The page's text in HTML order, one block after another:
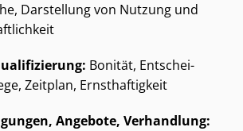
Darstellung von Nutzung und
Bonität, Ent­schei­
Zeitplan, Ernsthaftigkeit
Angebote, Verhandlung: